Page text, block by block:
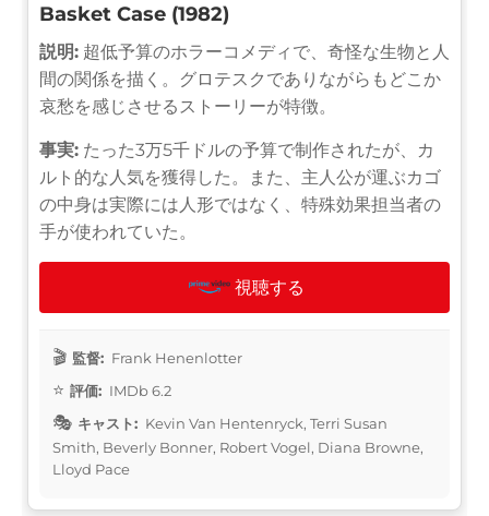
Basket Case (1982)
説明: 超低予算のホラーコメディで、奇怪な生物と人
間の関係を描く。グロテスクでありながらもどこか
哀愁を感じさせるストーリーが特徴。
事実: たった3万5千ドルの予算で制作されたが、カ
ルト的な人気を獲得した。また、主人公が運ぶカゴ
の中身は実際には人形ではなく、特殊効果担当者の
手が使われていた。
視聴する
監督: Frank Henenlotter
評価: IMDb 6.2
キャスト: Kevin Van Hentenryck, Terri Susan
Smith, Beverly Bonner, Robert Vogel, Diana Browne,
Lloyd Pace